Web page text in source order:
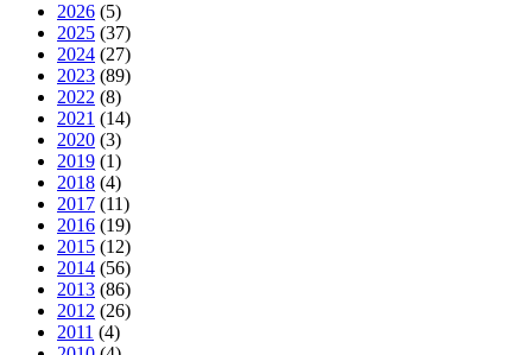
2026 (5)
2025 (37)
2024 (27)
2023 (89)
2022 (8)
2021 (14)
2020 (3)
2019 (1)
2018 (4)
2017 (11)
2016 (19)
2015 (12)
2014 (56)
2013 (86)
2012 (26)
2011 (4)